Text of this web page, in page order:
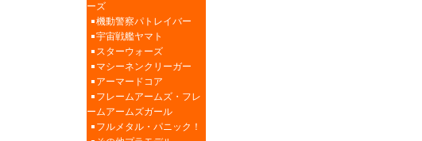
ーズ
機動警察パトレイバー
宇宙戦艦ヤマト
スターウォーズ
マシーネンクリーガー
アーマードコア
フレームアームズ・フレ
ームアームズガール
フルメタル・パニック！